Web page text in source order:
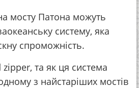
мосту Патона можуть
систему, яка
спроможність.
та як ця система
з найстаріших мостів